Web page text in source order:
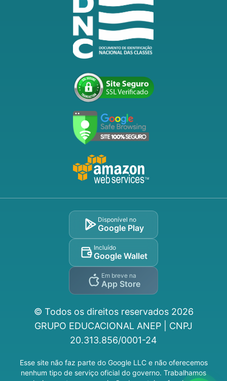
Disponível no
Google Play
Incluído
Google Wallet
Em breve na
App Store
© Todos os direitos reservados 2026
GRUPO EDUCACIONAL ANEP | CNPJ
20.313.856/0001-24
Esse site não faz parte do Google LLC e não oferecemos
nenhum tipo de serviço oficial do governo. Trabalhamos